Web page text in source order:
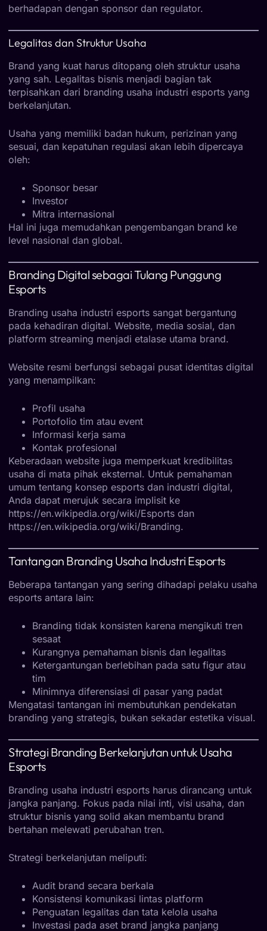
berhadapan dengan sponsor dan regulator.
Legalitas dan Struktur Usaha
Brand yang kuat harus ditopang oleh struktur usaha
yang sah. Legalitas bisnis menjadi bagian tak
terpisahkan dari branding usaha industri esports yang
berkelanjutan.
Usaha yang memiliki badan hukum, perizinan yang
sesuai, dan kepatuhan regulasi akan lebih dipercaya
oleh:
Sponsor besar
Investor
Mitra internasional
Hal ini juga memudahkan pengembangan brand ke
level nasional dan global.
Branding Digital sebagai Tulang Punggung
Esports
Branding usaha industri esports sangat bergantung
pada kehadiran digital. Website, media sosial, dan
platform streaming menjadi etalase utama brand.
Website resmi berfungsi sebagai pusat identitas digital
yang menampilkan:
Profil usaha
Portofolio tim atau event
Informasi kerja sama
Kontak profesional
Keberadaan website juga memperkuat kredibilitas
usaha di mata pihak eksternal. Untuk pemahaman
umum tentang konsep esports dan industri digital,
Anda dapat merujuk secara implisit ke
https://en.wikipedia.org/wiki/Esports dan
https://en.wikipedia.org/wiki/Branding.
Tantangan Branding Usaha Industri Esports
Beberapa tantangan yang sering dihadapi pelaku usaha
esports antara lain:
Branding tidak konsisten karena mengikuti tren
sesaat
Kurangnya pemahaman bisnis dan legalitas
Ketergantungan berlebihan pada satu figur atau
tim
Minimnya diferensiasi di pasar yang padat
Mengatasi tantangan ini membutuhkan pendekatan
branding yang strategis, bukan sekadar estetika visual.
Strategi Branding Berkelanjutan untuk Usaha
Esports
Branding usaha industri esports harus dirancang untuk
jangka panjang. Fokus pada nilai inti, visi usaha, dan
struktur bisnis yang solid akan membantu brand
bertahan melewati perubahan tren.
Strategi berkelanjutan meliputi:
Audit brand secara berkala
Konsistensi komunikasi lintas platform
Penguatan legalitas dan tata kelola usaha
Investasi pada aset brand jangka panjang